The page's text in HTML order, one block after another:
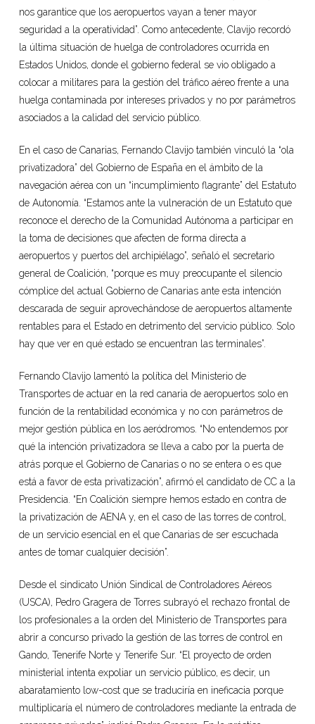
nos garantice que los aeropuertos vayan a tener mayor
seguridad a la operatividad”. Como antecedente, Clavijo recordó
la última situación de huelga de controladores ocurrida en
Estados Unidos, donde el gobierno federal se vio obligado a
colocar a militares para la gestión del tráfico aéreo frente a una
huelga contaminada por intereses privados y no por parámetros
asociados a la calidad del servicio público.
En el caso de Canarias, Fernando Clavijo también vinculó la “ola
privatizadora” del Gobierno de España en el ámbito de la
navegación aérea con un “incumplimiento flagrante” del Estatuto
de Autonomía. “Estamos ante la vulneración de un Estatuto que
reconoce el derecho de la Comunidad Autónoma a participar en
la toma de decisiones que afecten de forma directa a
aeropuertos y puertos del archipiélago”, señaló el secretario
general de Coalición, “porque es muy preocupante el silencio
cómplice del actual Gobierno de Canarias ante esta intención
descarada de seguir aprovechándose de aeropuertos altamente
rentables para el Estado en detrimento del servicio público. Solo
hay que ver en qué estado se encuentran las terminales”.
Fernando Clavijo lamentó la política del Ministerio de
Transportes de actuar en la red canaria de aeropuertos solo en
función de la rentabilidad económica y no con parámetros de
mejor gestión pública en los aeródromos. “No entendemos por
qué la intención privatizadora se lleva a cabo por la puerta de
atrás porque el Gobierno de Canarias o no se entera o es que
está a favor de esta privatización”, afirmó el candidato de CC a la
Presidencia. “En Coalición siempre hemos estado en contra de
la privatización de AENA y, en el caso de las torres de control,
de un servicio esencial en el que Canarias de ser escuchada
antes de tomar cualquier decisión”.
Desde el sindicato Unión Sindical de Controladores Aéreos
(USCA), Pedro Gragera de Torres subrayó el rechazo frontal de
los profesionales a la orden del Ministerio de Transportes para
abrir a concurso privado la gestión de las torres de control en
Gando, Tenerife Norte y Tenerife Sur. “El proyecto de orden
ministerial intenta expoliar un servicio público, es decir, un
abaratamiento low-cost que se traduciría en ineficacia porque
multiplicaría el número de controladores mediante la entrada de